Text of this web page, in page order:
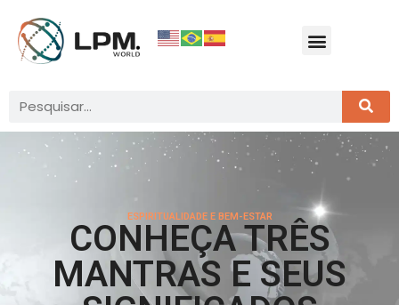
ESPIRITUALIDADE E BEM-ESTAR
CONHEÇA TRÊS
MANTRAS E SEUS